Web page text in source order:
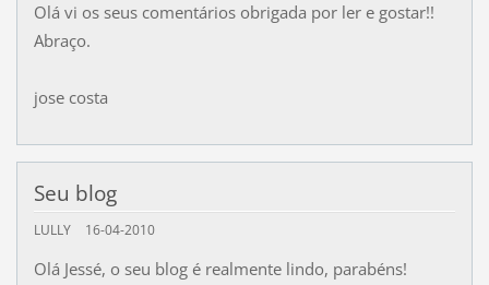
Olá vi os seus comentários obrigada por ler e gostar!!
Abraço.
jose costa
Seu blog
LULLY 16-04-2010
Olá Jessé, o seu blog é realmente lindo, parabéns!